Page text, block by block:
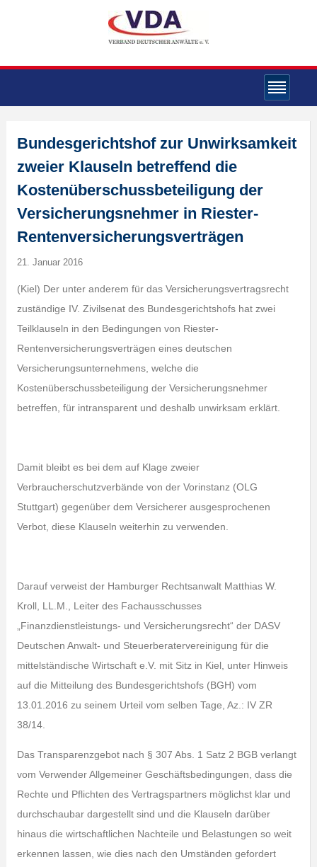
Bundesgerichtshof zur Unwirksamkeit
zweier Klauseln betreffend die
Kostenüberschussbeteiligung der
Versicherungsnehmer in Riester-
Rentenversicherungsverträgen
21. Januar 2016
(Kiel) Der unter anderem für das Versicherungsvertragsrecht
zuständige IV. Zivilsenat des Bundesgerichtshofs hat zwei
Teilklauseln in den Bedingungen von Riester-
Rentenversicherungsverträgen eines deutschen
Versicherungsunternehmens, welche die
Kostenüberschussbeteiligung der Versicherungsnehmer
betreffen, für intransparent und deshalb unwirksam erklärt.
Damit bleibt es bei dem auf Klage zweier
Verbraucherschutzverbände von der Vorinstanz (OLG
Stuttgart) gegenüber dem Versicherer ausgesprochenen
Verbot, diese Klauseln weiterhin zu verwenden.
Darauf verweist der Hamburger Rechtsanwalt Matthias W.
Kroll, LL.M., Leiter des Fachausschusses
„Finanzdienstleistungs- und Versicherungsrecht“ der DASV
Deutschen Anwalt- und Steuerberatervereinigung für die
mittelständische Wirtschaft e.V. mit Sitz in Kiel, unter Hinweis
auf die Mitteilung des Bundesgerichtshofs (BGH) vom
13.01.2016 zu seinem Urteil vom selben Tage, Az.: IV ZR
38/14.
Das Transparenzgebot nach § 307 Abs. 1 Satz 2 BGB verlangt
vom Verwender Allgemeiner Geschäftsbedingungen, dass die
Rechte und Pflichten des Vertragspartners möglichst klar und
durchschaubar dargestellt sind und die Klauseln darüber
hinaus die wirtschaftlichen Nachteile und Belastungen so weit
erkennen lassen, wie dies nach den Umständen gefordert